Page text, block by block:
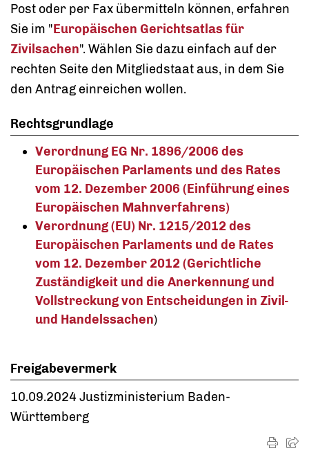
Post oder per Fax übermitteln können, erfahren
Sie im "Europäischen Gerichtsatlas für
Zivilsachen". Wählen Sie dazu einfach auf der
rechten Seite den Mitgliedstaat aus, in dem Sie
den Antrag einreichen wollen.
Rechtsgrundlage
Verordnung EG Nr. 1896/2006 des
Europäischen Parlaments und des Rates
vom 12. Dezember 2006 (Einführung eines
Europäischen Mahnverfahrens)
Verordnung (EU) Nr. 1215/2012 des
Europäischen Parlaments und de Rates
vom 12. Dezember 2012 (Gerichtliche
Zuständigkeit und die Anerkennung und
Vollstreckung von Entscheidungen in Zivil-
und Handelssachen)
Freigabevermerk
10.09.2024 Justizministerium Baden-
Württemberg